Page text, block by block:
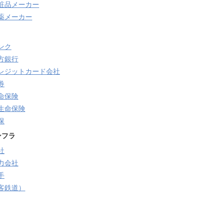
品メーカー
メーカー
ク
銀行
ジットカード会社
保険
命保険
ラ
会社
鉄道）